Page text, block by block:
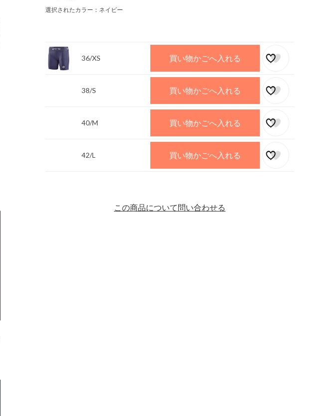
選択されたカラー：ネイビー
36/XS 買い物かごへ入れる
38/S 買い物かごへ入れる
40/M 買い物かごへ入れる
42/L 買い物かごへ入れる
この商品について問い合わせる